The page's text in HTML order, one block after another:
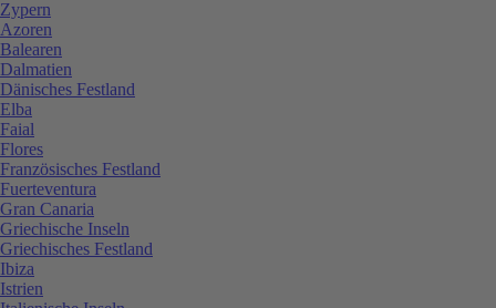
Zypern
Azoren
Balearen
Dalmatien
Dänisches Festland
Elba
Faial
Flores
Französisches Festland
Fuerteventura
Gran Canaria
Griechische Inseln
Griechisches Festland
Ibiza
Istrien